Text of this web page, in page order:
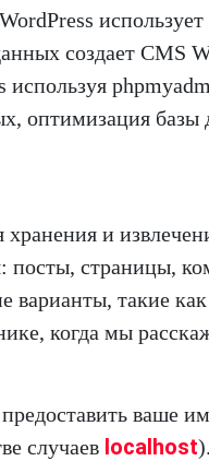
создает CMS
используя
оптимизация
хранения и
посты, страницы,
варианты, такие
когда мы
ваше
случаев localhost